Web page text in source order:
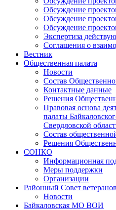
Обсуждение
Обсуждение
Обсуждение
Экспертиза
Соглашения о
Вестник
Общественная палата
Новости
Состав
Контактные данные
Решения
Правовая основа
палаты
Свердловской
Состав
Решения
СОНКО
Информационная
Меры поддержки
Организации
Районный Совет ветеранов
Новости
Байкаловская МО ВОИ